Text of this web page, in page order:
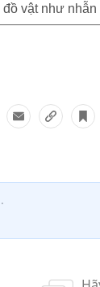
đồ vật như